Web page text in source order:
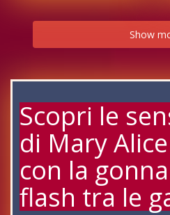
Show
Scopri le
di Mary
con la
flash tra le